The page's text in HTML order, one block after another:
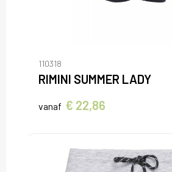
110318
RIMINI SUMMER LADY
vanaf € 22,86